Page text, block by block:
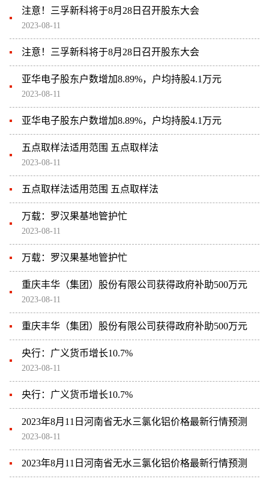
注意！三孚新科将于8月28日召开股东大会
2023-08-11
注意！三孚新科将于8月28日召开股东大会
亚华电子股东户数增加8.89%，户均持股4.1万元
2023-08-11
亚华电子股东户数增加8.89%，户均持股4.1万元
五点取样法适用范围 五点取样法
2023-08-11
五点取样法适用范围 五点取样法
万载：罗汉果基地管护忙
2023-08-11
万载：罗汉果基地管护忙
重庆丰华（集团）股份有限公司获得政府补助500万元
2023-08-11
重庆丰华（集团）股份有限公司获得政府补助500万元
央行：广义货币增长10.7%
2023-08-11
央行：广义货币增长10.7%
2023年8月11日河南省无水三氯化铝价格最新行情预测
2023-08-11
2023年8月11日河南省无水三氯化铝价格最新行情预测